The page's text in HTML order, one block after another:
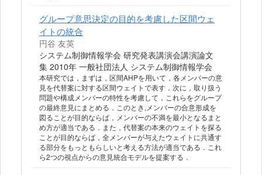
グループ意思決定の目的を考慮した区間ウェ
イトの統合
円谷 友英
システム制御情報学会 研究発表講演会講演論文
集 2010年 一般社団法人 システム制御情報学会
本研究では，まずは，区間AHPを用いて，各メンバーの意
見を代替案に対する区間ウェイトで表す．次に，取り扱う
問題や構成メンバーの特性を考慮して，これらをグループ
の最終意見にまとめる．このとき,メンバーの合意形成を
図ることが目的ならば，メンバーの不満を最小となるまと
め方が適当である．また，代替案の本来のウェイトを探る
ことが目的ならば，全メンバーが与えたウェイトに共通す
る部分をもっともらしいと考える方法が適当である．これ
ら2つの視点からの意見統合モデルを提案する．